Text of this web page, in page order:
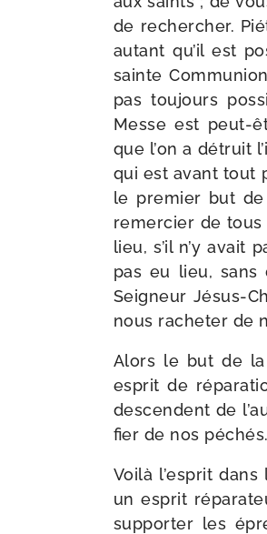
de recher­cher.
autant qu’il est
sainte
pas tou­jours
Messe est peut-​
que l’on a détruit
qui est avant tout
le pre­mier but
remer­cier de tous
lieu, s’il n’y avait
pas eu lieu, sans
Seigneur Jésus-​
nous rache­ter de
Alors le but de
esprit de
des­cendent de
fier de nos péchés.
Voilà l’esprit
un esprit
sup­por­ter les